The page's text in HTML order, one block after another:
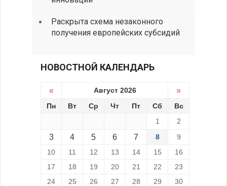
Раскрыта схема незаконного
получения европейских субсидий
НОВОСТНОЙ КАЛЕНДАРЬ
« Август 2026 »
Пн Вт Ср Чт Пт Сб
Вс
1
2
3 4 5 6 7 8
9
10
11 12 13 14 15
16
17
18 19 20 21 22
23
24
25 26 27 28 29 30